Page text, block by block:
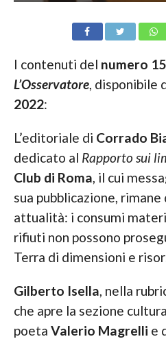
I contenuti del numero
L’Osservatore, disponibile
2022:
L’editoriale di Corrado
dedicato al Rapporto sui
Club di Roma , il cui
sua pubblicazione,
attualità: i consumi
rifiuti non possono
Terra di dimensioni e
Gilberto Isella , nella
che apre la sezione
poeta Valerio Magrelli e